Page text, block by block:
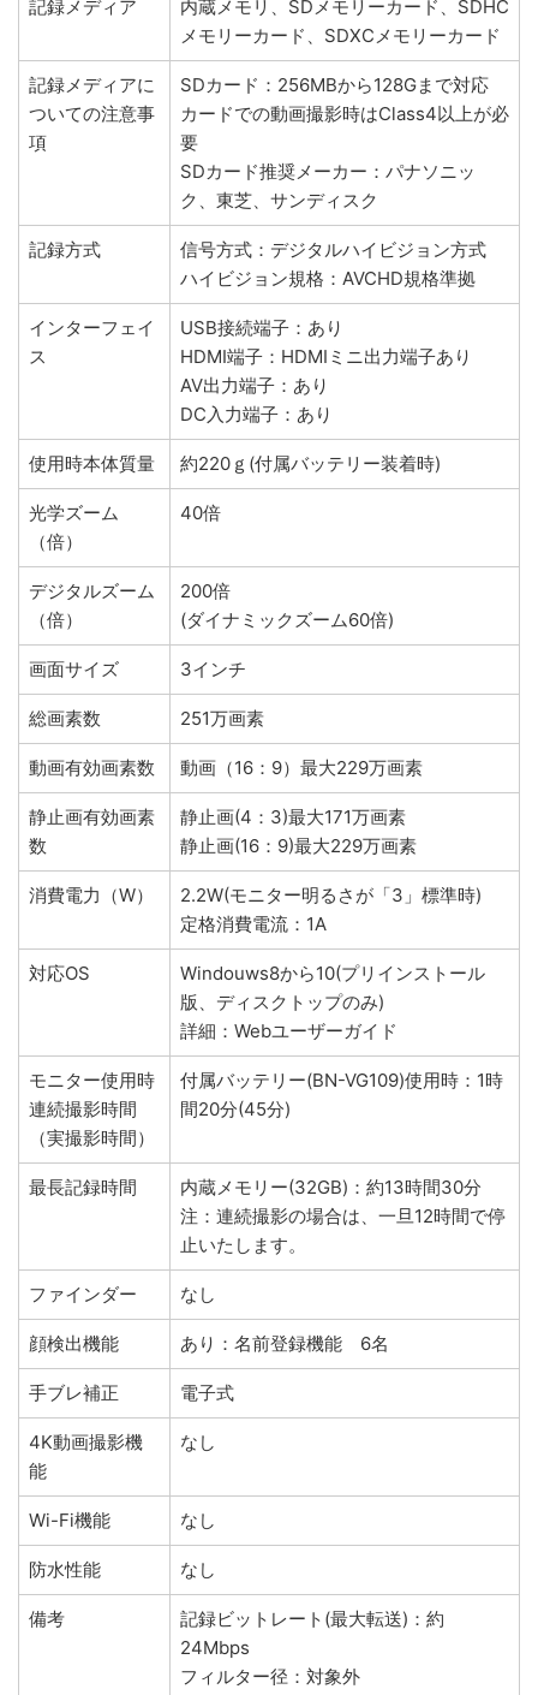
記録メディア
内蔵メモリ、SDメモリーカード、SDHC
メモリーカード、SDXCメモリーカード
記録メディアに
ついての注意事
項
SDカード：256MBから128Gまで対応
カードでの動画撮影時はClass4以上が必
要
SDカード推奨メーカー：パナソニッ
ク、東芝、サンディスク
記録方式
信号方式：デジタルハイビジョン方式
ハイビジョン規格：AVCHD規格準拠
インターフェイ
ス
USB接続端子：あり
HDMI端子：HDMIミニ出力端子あり
AV出力端子：あり
DC入力端子：あり
使用時本体質量 約220ｇ(付属バッテリー装着時)
光学ズーム
（倍）
40倍
デジタルズーム
（倍）
200倍
(ダイナミックズーム60倍)
画面サイズ 3インチ
総画素数 251万画素
動画有効画素数 動画（16：9）最大229万画素
静止画有効画素
数
静止画(4：3)最大171万画素
静止画(16：9)最大229万画素
消費電力（W）
2.2W(モニター明るさが「3」標準時)
定格消費電流：1A
対応OS
Windouws8から10(プリインストール
版、ディスクトップのみ)
詳細：Webユーザーガイド
モニター使用時
連続撮影時間
（実撮影時間）
付属バッテリー(BN-VG109)使用時：1時
間20分(45分)
最長記録時間
内蔵メモリー(32GB)：約13時間30分
注：連続撮影の場合は、一旦12時間で停
止いたします。
ファインダー なし
顔検出機能 あり：名前登録機能 6名
手ブレ補正 電子式
4K動画撮影機
能
なし
Wi-Fi機能 なし
防水性能 なし
備考
記録ビットレート(最大転送)：約
24Mbps
フィルター径：対象外